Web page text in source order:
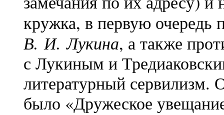
кружка, в первую очередь
В. И. Лукина, а также
с Лукиным и
литературный сервилизм.
было «Дружеское